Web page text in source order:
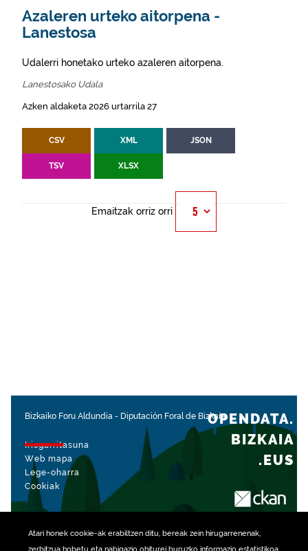
Atari honek cookie-ak erabiltzen ditu, bereak zein hirugarrenenak,
Azaleren urteko aitorpena -
Lanestosa
Udalerri honetako urteko azaleren aitorpena.
Lanestosako Udala
Azken aldaketa 2026 urtarrila 27
CSV XML JSON
TSV XLSX
Emaitzak orriz orri
Bizkaiko Foru Aldundia - Diputación Foral de Bizkaia
Irisgarritasuna
Web mapa
Lege-oharra
Cookiak
OPENDATA.
BIZKAIA
.EUS